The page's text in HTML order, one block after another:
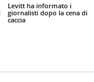
Levitt ha informato i
giornalisti dopo la cena di
caccia